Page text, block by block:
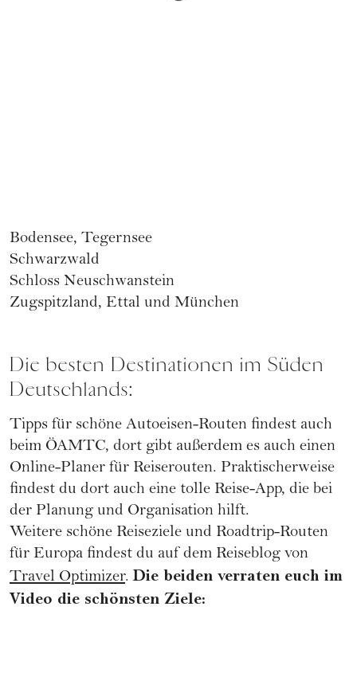
Bodensee, Tegernsee
Schwarzwald
Schloss Neuschwanstein
Zugspitzland, Ettal und München
Die besten Destinationen im Süden
Deutschlands:
Tipps für schöne Autoeisen-Routen findest auch
beim ÖAMTC, dort gibt außerdem es auch einen
Online-Planer für Reiserouten. Praktischerweise
findest du dort auch eine tolle Reise-App, die bei
der Planung und Organisation hilft.
Weitere schöne Reiseziele und Roadtrip-Routen
für Europa findest du auf dem Reiseblog von
Travel Optimizer.Die beiden verraten euch im
Video die schönsten Ziele: